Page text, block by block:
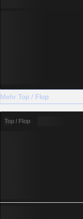
Mehr Top / Flop
Top / Flop